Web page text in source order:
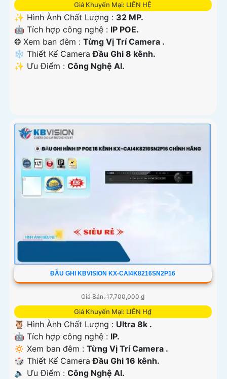
Giá Khuyến Mại: LIÊN HỆ
✨ Hình Ành Chất Lượng : 32 MP.
🤖️ Tích hợp công nghệ : IP POE.
❂ Xem ban đêm : Từng Vị Trí Camera .
❄ Thiết Kế CameraĐầu Ghi 8 kênh.
️✨ Ưu Điểm : Công Nghệ AI.
ĐẦU GHI KBVISION KX-CAI4K8216SN2P16
Giá Bán: 17,700,000 ₫
Giá Khuyến Mại: LIÊN H₫
🦉 Hình Ành Chất Lượng : Ultra 8k .
🤖️ Tích hợp công nghệ : IP.
🔅 Xem ban đêm : Từng Vị Trí Camera .
🎲 Thiết Kế CameraĐầu Ghi 16 kênh.
️🔈 Ưu Điểm : Công Nghệ AI.